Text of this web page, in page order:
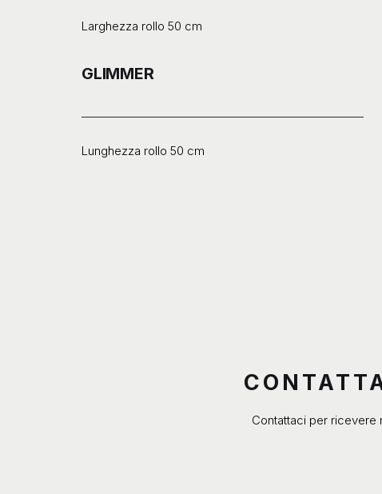
Larghezza rollo 50 cm
GLIMMER
Lunghezza rollo 50 cm
Contattaci per ricevere